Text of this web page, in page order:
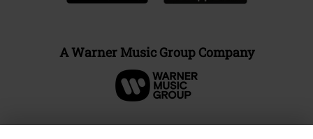
A Warner Music Group Company